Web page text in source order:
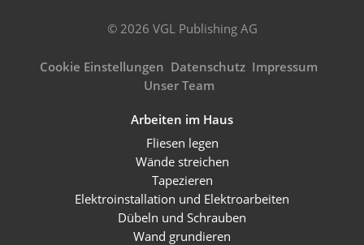
© 2026 VGL Publishing AG
Cookie Einstellungen Datenschutz Impressum
Unser Team
Arbeiten im Haus
Fliesen legen
Wände streichen
Tapezieren
Elektroinstallation und Elektroarbeiten
Dübeln und Schrauben
Wand grundieren